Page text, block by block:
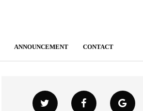
ANNOUNCEMENT CONTACT